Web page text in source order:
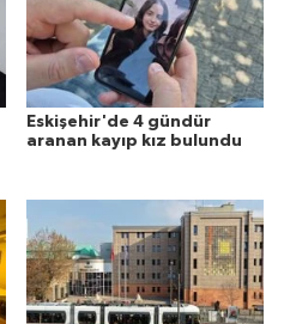
Eskişehir'de 4 gündür
aranan kayıp kız bulundu